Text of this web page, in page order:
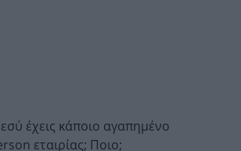
έχεις κάποιο αγαπημένο
εταιρίας; Ποιο;